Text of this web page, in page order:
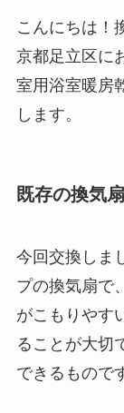
こんにちは！
京都足立区に
室用浴室暖房
します。
既存の換気
今回交換しま
プの換気扇で
がこもりやす
ることが大切
できるもので